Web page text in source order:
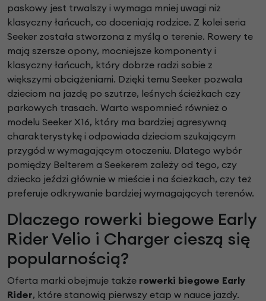
paskowy jest trwalszy i wymaga mniej uwagi niż
klasyczny łańcuch, co doceniają rodzice. Z kolei seria
Seeker została stworzona z myślą o terenie. Rowery te
mają szersze opony, mocniejsze komponenty i
klasyczny łańcuch, który dobrze radzi sobie z
większymi obciążeniami. Dzięki temu Seeker pozwala
dzieciom na jazdę po szutrze, leśnych ścieżkach czy
parkowych trasach. Warto wspomnieć również o
modelu Seeker X16, który ma bardziej agresywną
charakterystykę i odpowiada dzieciom szukającym
przygód w wymagającym otoczeniu. Dlatego wybór
pomiędzy Belterem a Seekerem zależy od tego, czy
dziecko jeździ głównie w mieście i na ścieżkach, czy też
preferuje odkrywanie bardziej wymagających terenów.
Dlaczego rowerki biegowe Early
Rider Velio i Charger cieszą się
popularnością?
Oferta marki obejmuje także rowerki biegowe Early
Rider, które stanowią pierwszy etap w nauce jazdy.